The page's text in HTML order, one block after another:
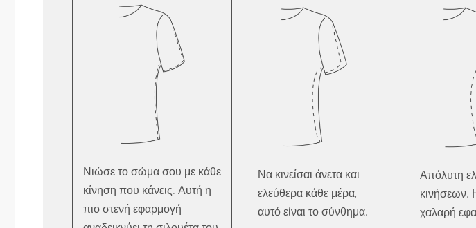
Νιώσε το σώμα σου με κάθε
κίνηση που κάνεις. Αυτή η
πιο στενή εφαρμογή
Να κινείσαι άνετα και
ελεύθερα κάθε μέρα,
αυτό είναι το σύνθημα.
Απόλυτη
κινήσεων.
χαλαρή